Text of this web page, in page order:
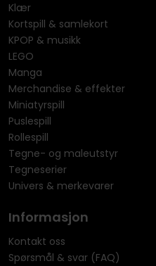
Klær
Kortspill & samlekort
KPOP & musikk
LEGO
Manga
Merchandise & effekter
Miniatyrspill
Puslespill
Rollespill
Tegne- og maleutstyr
Tegneserier
Univers & merkevarer
Informasjon
Kontakt oss
Spørsmål & svar (FAQ)